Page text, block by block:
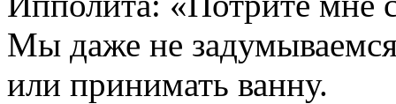
Мы даже не
или принимать ванну.